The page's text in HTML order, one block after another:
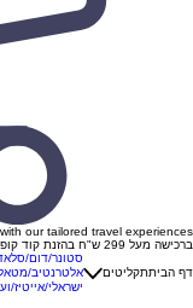
ברכישה מעל 299 ש"ח בהזנת קוד קופון "VINYL "
דף הביתתקליטים
סטונר/דום/
אלטרנטיב/
ישראלי/אייטיז/